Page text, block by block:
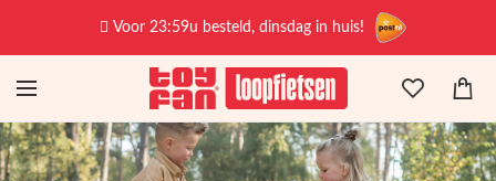
Voor 23:59u besteld, dinsdag in huis!